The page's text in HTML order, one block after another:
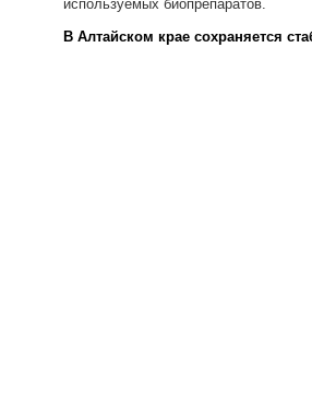
используемых биопрепаратов.
В Алтайском крае сохраняется